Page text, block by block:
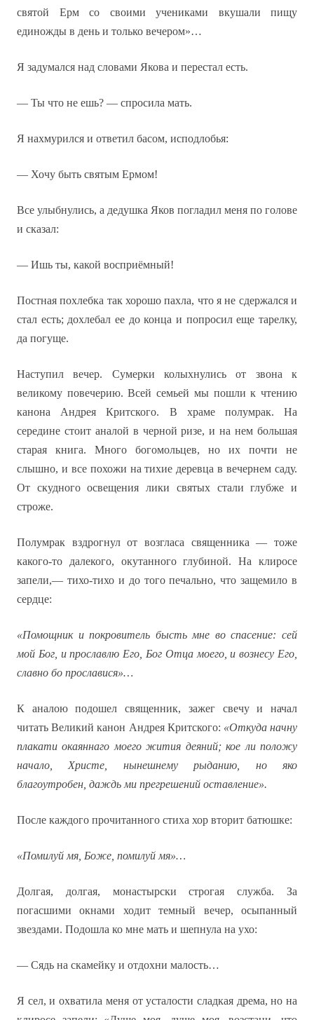
святой Ерм со своими учениками вкушали пищу
единожды в день и только вечером»…
Я задумался над словами Якова и перестал есть.
— Ты что не ешь? — спросила мать.
Я нахмурился и ответил басом, исподлобья:
— Хочу быть святым Ермом!
Все улыбнулись, а дедушка Яков погладил меня по голове
и сказал:
— Ишь ты, какой восприёмный!
Постная похлебка так хорошо пахла, что я не сдержался и
стал есть; дохлебал ее до конца и попросил еще тарелку,
да погуще.
Наступил вечер. Сумерки колыхнулись от звона к
великому повечерию. Всей семьей мы пошли к чтению
канона Андрея Критского. В храме полумрак. На
середине стоит аналой в черной ризе, и на нем большая
старая книга. Много богомольцев, но их почти не
слышно, и все похожи на тихие деревца в вечернем саду.
От скудного освещения лики святых стали глубже и
строже.
Полумрак вздрогнул от возгласа священника — тоже
какого-то далекого, окутанного глубиной. На клиросе
запели,— тихо-тихо и до того печально, что защемило в
сердце:
«Помощник и покровитель бысть мне во спасение: сей
мой Бог, и прославлю Его, Бог Отца моего, и вознесу Его,
славно бо прославися»…
К аналою подошел священник, зажег свечу и начал
читать Великий канон Андрея Критского: «Откуда начну
плакати окаяннаго моего жития деяний; кое ли положу
начало, Христе, нынешнему рыданию, но яко
благоутробен, даждь ми прегрешений оставление».
После каждого прочитанного стиха хор вторит батюшке:
«Помилуй мя, Боже, помилуй мя»…
Долгая, долгая, монастырски строгая служба. За
погасшими окнами ходит темный вечер, осыпанный
звездами. Подошла ко мне мать и шепнула на ухо:
— Сядь на скамейку и отдохни малость…
Я сел, и охватила меня от усталости сладкая дрема, но на